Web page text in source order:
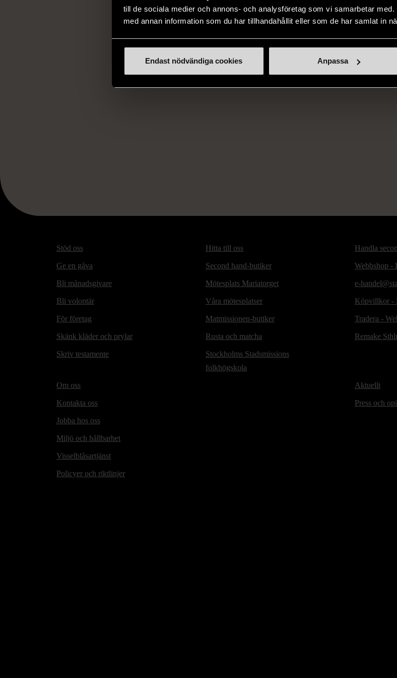
till de sociala medier och annons- och analysföretag som vi samarbetar
med annan information som du har tillhandahållit eller som de har samlat in
Endast nödvändiga cookies Anpassa
känslor, tacksamhet och inre riktning. Serien leds av
passar både dig som vill fördjupa din livsglädje och dig som
vardagen.
Anmälan krävs och görs via länken. Begränsat antal platser.
Stöd oss
Ge en gåva
Bli månadsgivare
Bli volontär
För företag
Skänk kläder och prylar
Skriv testamente
Hitta till oss
Second hand-butiker
Mötesplats Mariatorget
Våra mötesplatser
Matmissionen-butiker
Rusta och matcha
Stockholms Stadsmissions
folkhögskola
Handla
Webbshop -
e-
Köpvillkor -
Tradera -
Remake
Om oss
Kontakta oss
Jobba hos oss
Miljö och hållbarhet
Visselblåsartjänst
Policyer och riktlinjer
Aktuellt
Press och